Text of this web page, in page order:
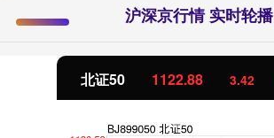
沪深京行情 实时轮播
北证50 1122.88 3.42